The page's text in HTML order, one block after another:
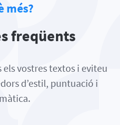
més?
freqüents
els vostres textos i eviteu
d’estil, puntuació i